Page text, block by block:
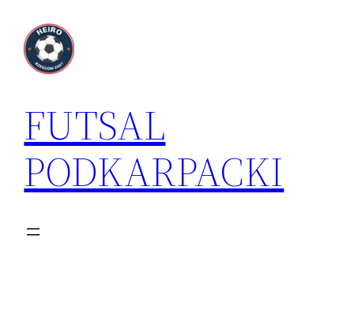
treści
FUTSAL
PODKARPACKI